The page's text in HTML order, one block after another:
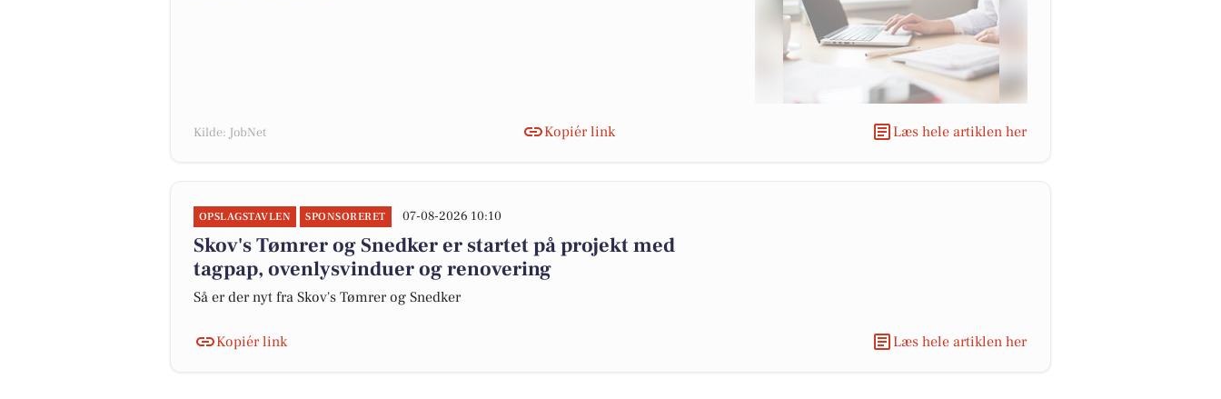
Kilde: JobNet Kopiér link Læs hele artiklen her
OPSLAGSTAVLEN SPONSORERET 07-08-2026 10:10
Skov's Tømrer og Snedker er startet på projekt med
tagpap, ovenlysvinduer og renovering
Så er der nyt fra Skov's Tømrer og Snedker
Kopiér link Læs hele artiklen her